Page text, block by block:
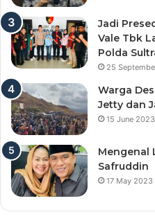
Jadi
Vale Tbk
Polda
25
Warga
Jetty dan
15 June 2023
Mengenal
Safruddin
17 May 2023